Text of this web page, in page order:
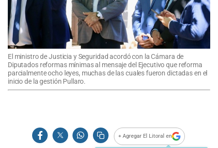
El ministro de Justicia y Seguridad acordó con la Cámara de
Diputados reformas mínimas al mensaje del Ejecutivo que reforma
parcialmente ocho leyes, muchas de las cuales fueron dictadas en el
inicio de la gestión Pullaro.
+ Agregar El Litoral en